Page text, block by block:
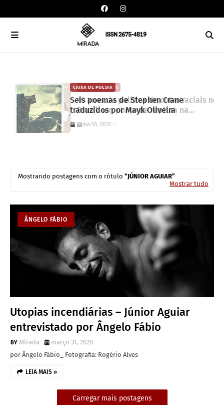
DAVISON SOUZA
10 anos da política de cotas raciais no
Brasil: um ponto de ruptura na
colonialidade
junho 10, 2022
CAIXA DE POESIA
Seis poemas de Stephen Crane
traduzidos por Mayk Oliveira
junho 10, 2022
Mostrando postagens com o rótulo
JÚNIOR AGUIAR
Mostrar tudo
ÂNGELO FÁBIO
Utopias incendiárias – Júnior Aguiar
entrevistado por Ângelo Fábio
Mirada
março 31, 2020
por Ângelo Fábio_ Fotografia: Rogério Alves
LEIA MAIS »
Carregar mais postagens